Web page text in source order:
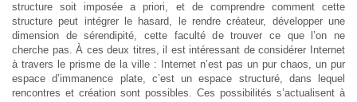
structure soit imposée a priori, et de comprendre comment cette
structure peut intégrer le hasard, le rendre créateur, développer une
dimension de sérendipité, cette faculté de trouver ce que l’on ne
cherche pas. À ces deux titres, il est intéressant de considérer Internet
à travers le prisme de la ville : Internet n’est pas un pur chaos, un pur
espace d’immanence plate, c’est un espace structuré, dans lequel
rencontres et création sont possibles. Ces possibilités s’actualisent à